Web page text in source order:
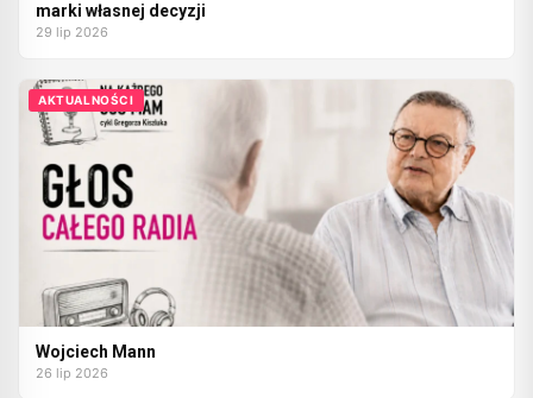
marki własnej decyzji
29 lip 2026
AKTUALNOŚCI
Wojciech Mann
26 lip 2026